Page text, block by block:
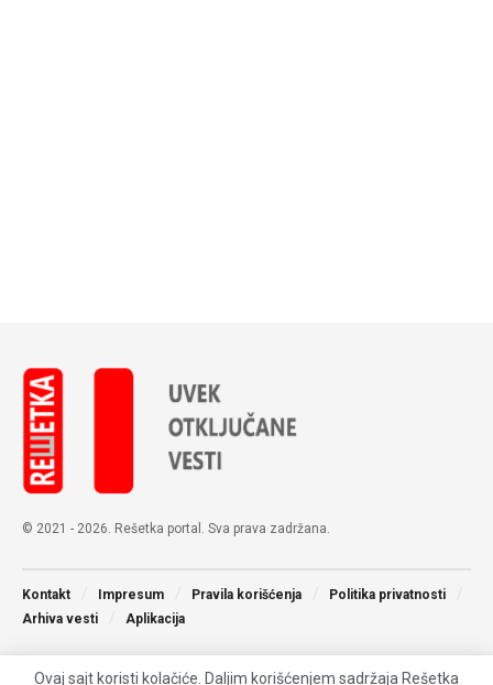
© 2021 - 2026. Rešetka portal. Sva prava zadržana.
Kontakt Impresum Pravila korišćenja
Politika privatnosti
Arhiva vesti
Aplikacija
Ovaj sajt koristi kolačiće. Daljim korišćenjem sadržaja Rešetka